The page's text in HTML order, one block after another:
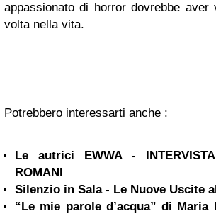
appassionato di horror dovrebbe aver
volta nella vita.
Potrebbero interessarti anche :
Le autrici EWWA -
ROMANI
Silenzio in Sala - Le Nuove Uscite
“Le mie parole d’acqua” di Maria